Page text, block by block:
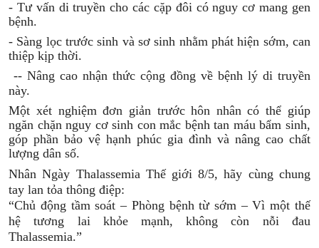
- Tư vấn di truyền cho các cặp đôi có nguy cơ mang gen
bệnh.
- Sàng lọc trước sinh và sơ sinh nhằm phát hiện sớm, can
thiệp kịp thời.
--Nâng cao nhận thức cộng đồng về bệnh lý di truyền
này.
Một xét nghiệm đơn giản trước hôn nhân có thể giúp
ngăn chặn nguy cơ sinh con mắc bệnh tan máu bẩm sinh,
góp phần bảo vệ hạnh phúc gia đình và nâng cao chất
lượng dân số.
Nhân Ngày Thalassemia Thế giới 8/5, hãy cùng chung
tay lan tỏa thông điệp:
“Chủ động tầm soát – Phòng bệnh từ sớm – Vì một thế
hệ tương lai khỏe mạnh, không còn nỗi đau
Thalassemia.”